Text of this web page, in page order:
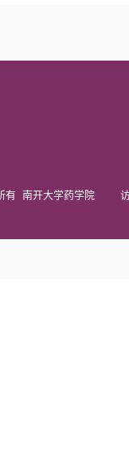
有 南开大学药学院 访